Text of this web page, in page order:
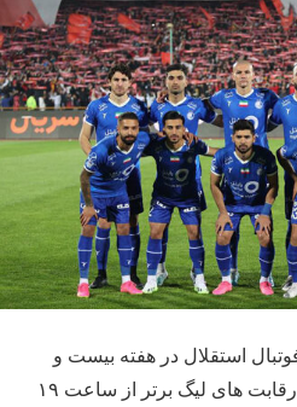
استقلال در هفته بیست و
دوم از بیست و سومین دوره رقابت های لیگ برتر از ساعت ۱۹